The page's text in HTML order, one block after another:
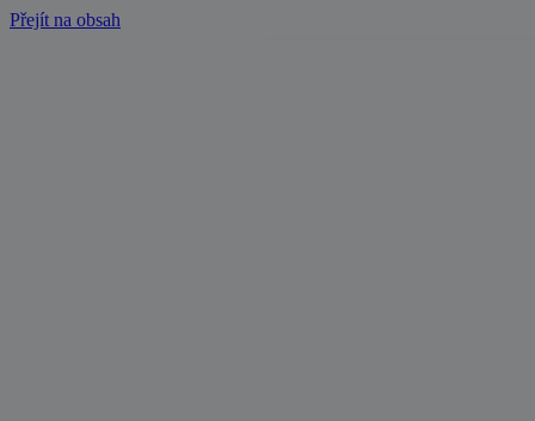
Přejít na obsah